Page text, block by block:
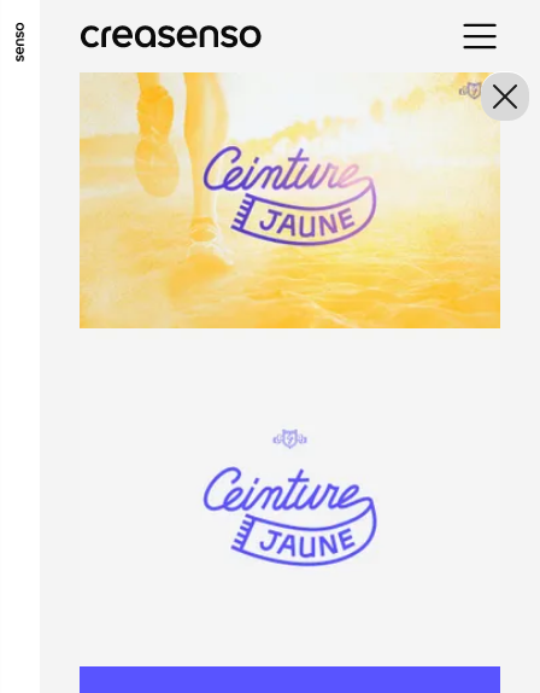
ALLER AU CONTENU PRINCIPAL
ALLER AU MENU PRINCIPAL
ALLER EN BAS DE PAGE